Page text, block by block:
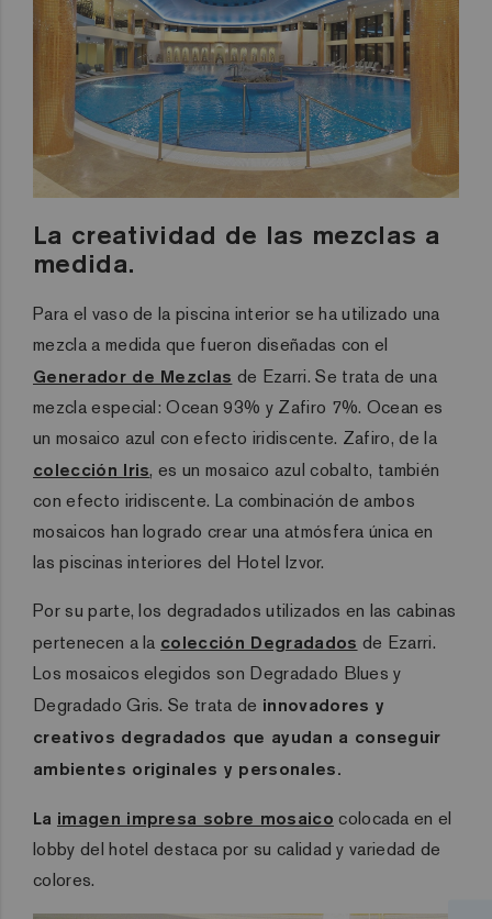
La creatividad de las mezclas a
medida.
Para el vaso de la piscina interior se ha utilizado una
mezcla a medida que fueron diseñadas con el
Generador de Mezclas de Ezarri. Se trata de una
mezcla especial: Ocean 93% y Zafiro 7%. Ocean es
un mosaico azul con efecto iridiscente. Zafiro, de la
colección Iris, es un mosaico azul cobalto, también
con efecto iridiscente. La combinación de ambos
mosaicos han logrado crear una atmósfera única en
las piscinas interiores del Hotel Izvor.
Por su parte, los degradados utilizados en las cabinas
pertenecen a la colección Degradados de Ezarri.
Los mosaicos elegidos son Degradado Blues y
Degradado Gris. Se trata de innovadores y
creativos degradados que ayudan a conseguir
ambientes originales y personales.
La imagen impresa sobre mosaico colocada en el
lobby del hotel destaca por su calidad y variedad de
colores.